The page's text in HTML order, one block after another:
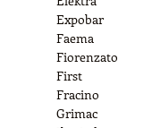
Expobar
Faema
Fiorenzato
First
Fracino
Grimac